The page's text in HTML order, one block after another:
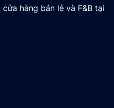
hàng bán lẻ và F&B tại